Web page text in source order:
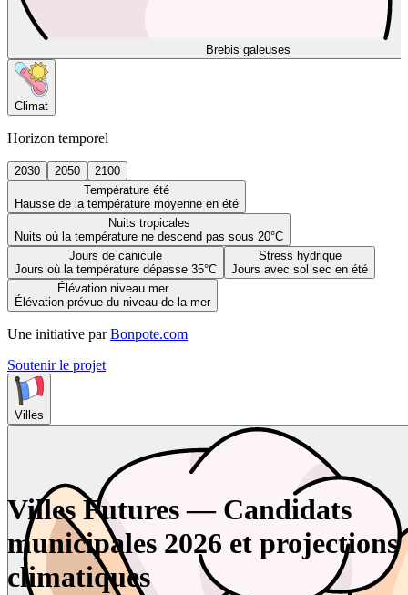
Brebis galeuses
Climat
Horizon temporel
2030 2050
2100
Température été
Hausse de la température moyenne en été
Nuits tropicales
Nuits où la température ne descend pas sous 20°C
Jours de canicule
Jours où la température dépasse 35°C
Stress hydrique
Jours avec sol sec en été
Élévation niveau mer
Élévation prévue du niveau de la mer
Une initiative par Bonpote.com
Soutenir le projet
Villes
Villes Futures — Candidats
municipales 2026 et projections
climatiques